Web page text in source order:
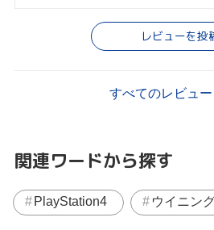
レビューを投
すべてのレビュ
関連ワードから探す
PlayStation4 ウイニン